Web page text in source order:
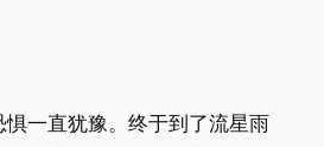
一直犹豫。终于到了流星雨